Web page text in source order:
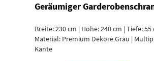
Geräumiger
Breite: 230 cm | Höhe: 240 cm | Tiefe: 55
Material: Premium Dekore Grau |
Kante